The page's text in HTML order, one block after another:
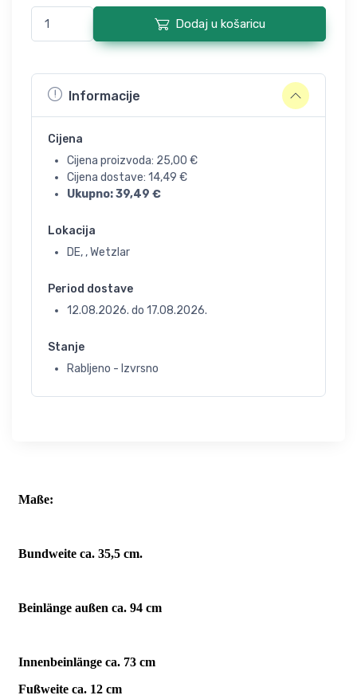
Dodaj u košaricu
Informacije
Cijena
Cijena proizvoda: 25,00 €
Cijena dostave: 14,49 €
Ukupno:39,49 €
Lokacija
DE, , Wetzlar
Period dostave
12.08.2026. do 17.08.2026.
Stanje
Rabljeno - Izvrsno